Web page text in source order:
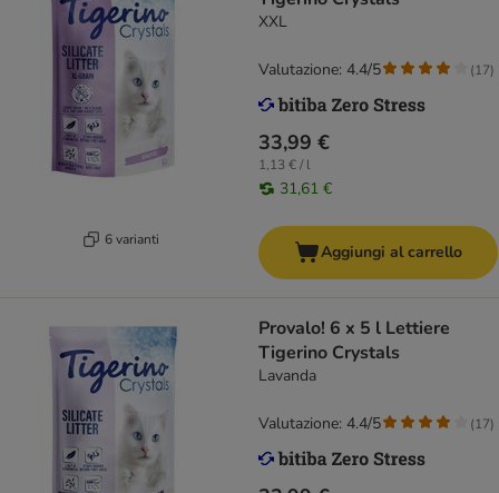
6 varianti
XXL
33,99 €
1,13 € / l
31,61 €
Valutazione: 4.4/5 (17)
Aggiungi al carrello
Provalo! 6 x 5 l Lettiere
Tigerino Crystals
Lavanda
Valutazione: 4.4/5 (17)